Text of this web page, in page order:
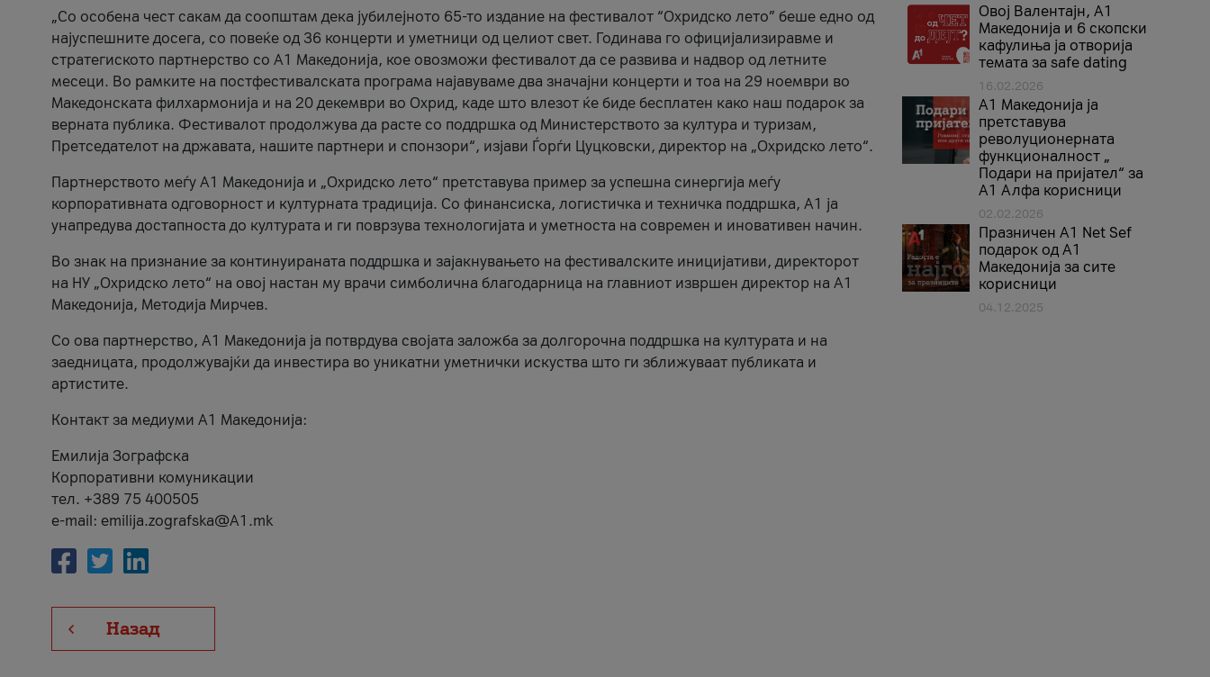
„Со особена чест сакам да соопштам дека јубилејното 65-то издание на фестивалот “Охридско лето” беше едно од
најуспешните досега, со повеќе од 36 концерти и уметници од целиот свет. Годинава го официјализиравме и
стратегиското партнерство со А1 Македонија, кое овозможи фестивалот да се развива и надвор од летните
месеци. Во рамките на постфестивалската програма најавуваме два значајни концерти и тоа на 29 ноември во
Македонската филхармонија и на 20 декември во Охрид, каде што влезот ќе биде бесплатен како наш подарок за
верната публика. Фестивалот продолжува да расте со поддршка од Министерството за култура и туризам,
Претседателот на државата, нашите партнери и спонзори“, изјави Ѓорѓи Цуцковски, директор на „Охридско лето“.
Партнерството меѓу A1 Македонија и „Охридско лето“ претставува пример за успешна синергија меѓу
корпоративната одговорност и културната традиција. Со финансиска, логистичка и техничка поддршка, A1 ја
унапредува достапноста до културата и ги поврзува технологијата и уметноста на современ и иновативен начин.
Во знак на признание за континуираната поддршка и зајакнувањето на фестивалските иницијативи, директорот
на НУ „Охридско лето“ на овој настан му врачи симболична благодарница на главниот извршен директор на A1
Македонија, Методија Мирчев.
Со ова партнерство, A1 Македонија ја потврдува својата заложба за долгорочна поддршка на културата и на
заедницата, продолжувајќи да инвестира во уникатни уметнички искуства што ги зближуваат публиката и
артистите.
Контакт за медиуми А1 Македонија:
Емилија Зографска
Корпоративни комуникации
тел. +389 75 400505
e-mail: emilija.zografska@A1.mk
Назад
Овој Валентајн, A1
Македонија и 6 скопски
кафулиња ја отворија
темата за safe dating
16.02.2026
А1 Македонија ја
претставува
револуционерната
функционалност „
Подари на пријател“ за
А1 Алфа корисници
02.02.2026
Празничен A1 Net Sеf
подарок од А1
Македонија за сите
корисници
04.12.2025